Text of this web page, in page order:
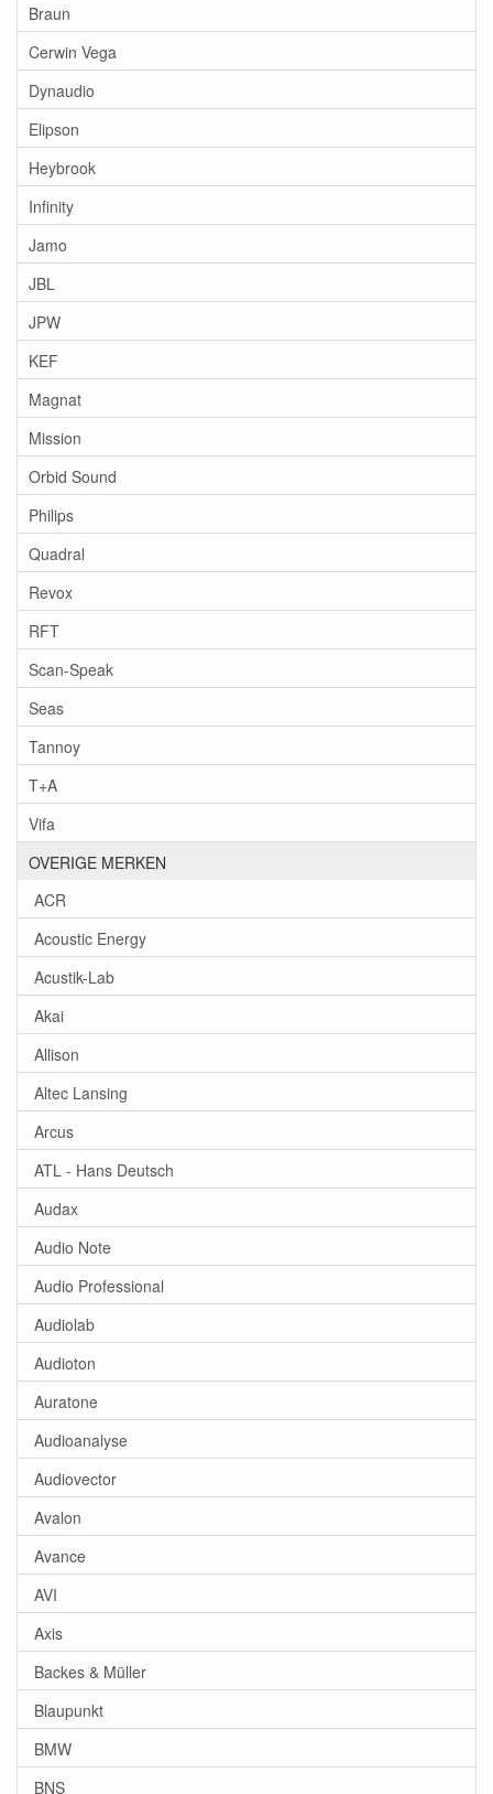
Braun
Cerwin Vega
Dynaudio
Elipson
Heybrook
Infinity
Jamo
JBL
JPW
KEF
Magnat
Mission
Orbid Sound
Philips
Quadral
Revox
RFT
Scan-Speak
Seas
Tannoy
T+A
Vifa
OVERIGE MERKEN
ACR
Acoustic Energy
Acustik-Lab
Akai
Allison
Altec Lansing
Arcus
ATL - Hans Deutsch
Audax
Audio Note
Audio Professional
Audiolab
Audioton
Auratone
Audioanalyse
Audiovector
Avalon
Avance
AVI
Axis
Backes & Müller
Blaupunkt
BMW
BNS